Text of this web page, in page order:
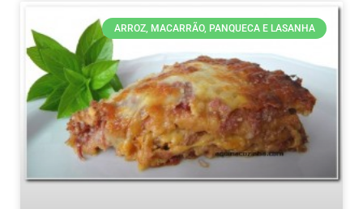
ARROZ, MACARRÃO, PANQUECA E LASANHA